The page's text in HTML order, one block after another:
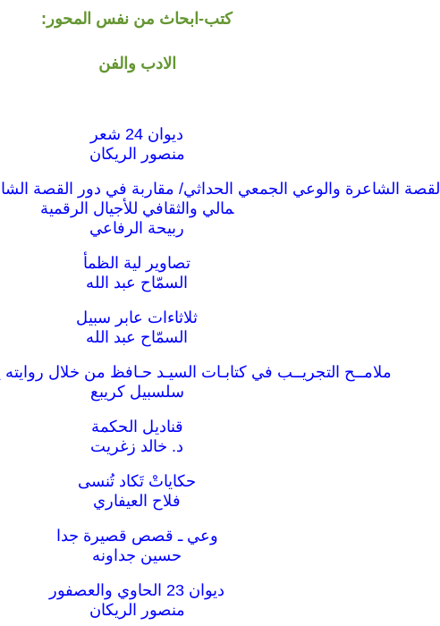
كتب-ابحاث من نفس المحور:
الادب والفن
ديوان 24 شعر
منصور الريكان
القصة الشاعرة والوعي الجمعي الحداثي/ مقاربة في دور القصة
مالي والثقافي للأجيال الرقمية
ربيحة الرفاعي
تصاوير لية الظمأ
السمّاح عبد الله
ثلاثاءات عابر سبيل
السمّاح عبد الله
ملامــح التجريــب في كتابـات السيـد حـافظ من خلال
سلسبيل كريبع
قناديل الحكمة
د. خالد زغريت
حكاياتْ تَكاد تُنسى
فلاح العيفاري
وعي ـ قصص قصيرة جدا
حسين جداونه
ديوان 23 الحاوي والعصفور
منصور الريكان